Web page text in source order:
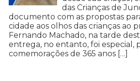
das Crianças de
documento com as propostas
cidade aos olhos das crianças ao
Fernando Machado, na tarde
entrega, no entanto, foi especial,
comemorações de 365 anos […]